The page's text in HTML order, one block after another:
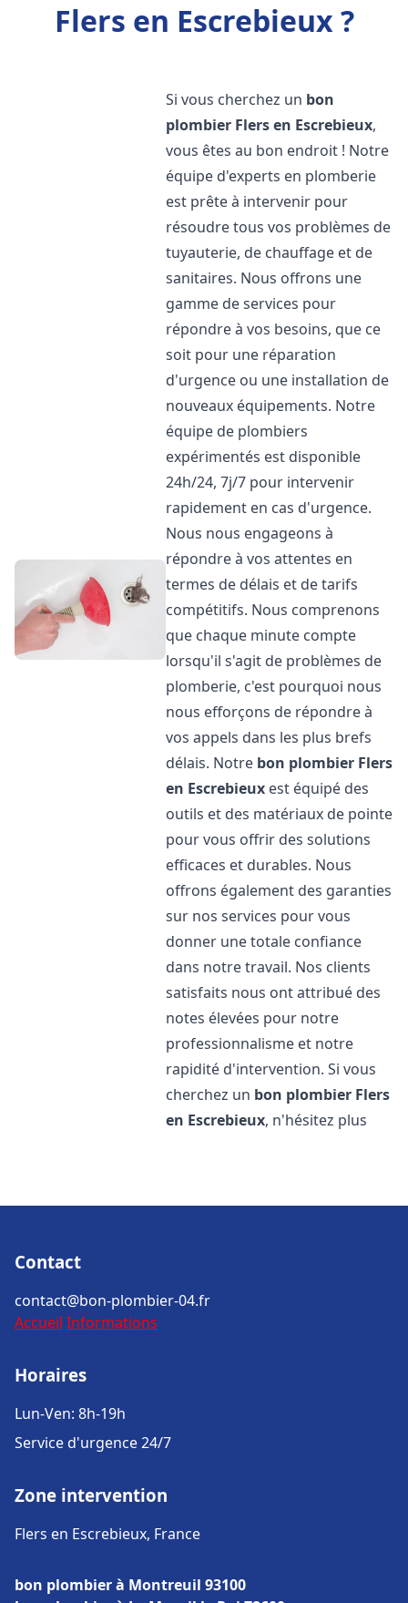
Flers en Escrebieux ?
Si vous cherchez un bon
plombier Flers en Escrebieux,
vous êtes au bon endroit ! Notre
équipe d'experts en plomberie
est prête à intervenir pour
résoudre tous vos problèmes de
tuyauterie, de chauffage et de
sanitaires. Nous offrons une
gamme de services pour
répondre à vos besoins, que ce
soit pour une réparation
d'urgence ou une installation de
nouveaux équipements. Notre
équipe de plombiers
expérimentés est disponible
24h/24, 7j/7 pour intervenir
rapidement en cas d'urgence.
Nous nous engageons à
répondre à vos attentes en
termes de délais et de tarifs
compétitifs. Nous comprenons
que chaque minute compte
lorsqu'il s'agit de problèmes de
plomberie, c'est pourquoi nous
nous efforçons de répondre à
vos appels dans les plus brefs
délais. Notre bon plombier Flers
en Escrebieux est équipé des
outils et des matériaux de pointe
pour vous offrir des solutions
efficaces et durables. Nous
offrons également des garanties
sur nos services pour vous
donner une totale confiance
dans notre travail. Nos clients
satisfaits nous ont attribué des
notes élevées pour notre
professionnalisme et notre
rapidité d'intervention. Si vous
cherchez un bon plombier Flers
en Escrebieux, n'hésitez plus
Contact
contact@bon-plombier-04.fr
Accueil Informations
Horaires
Lun-Ven: 8h-19h
Service d'urgence 24/7
Zone intervention
Flers en Escrebieux, France
bon plombier à Montreuil 93100